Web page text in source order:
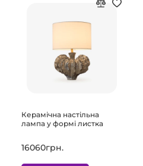
Керамічна настільна
лампа у формі листка
16060грн.